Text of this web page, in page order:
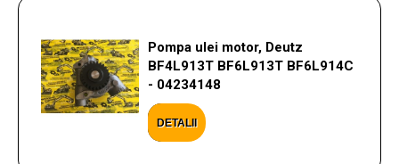
Pompa ulei motor, Deutz
BF4L913T BF6L913T BF6L914C
- 04234148
DETALII